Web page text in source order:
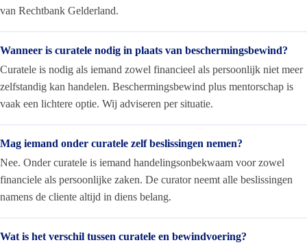
van Rechtbank Gelderland.
Wanneer is curatele nodig in plaats van beschermingsbewind?
Curatele is nodig als iemand zowel financieel als persoonlijk niet meer
zelfstandig kan handelen. Beschermingsbewind plus mentorschap is
vaak een lichtere optie. Wij adviseren per situatie.
Mag iemand onder curatele zelf beslissingen nemen?
Nee. Onder curatele is iemand handelingsonbekwaam voor zowel
financiele als persoonlijke zaken. De curator neemt alle beslissingen
namens de cliente altijd in diens belang.
Wat is het verschil tussen curatele en bewindvoering?